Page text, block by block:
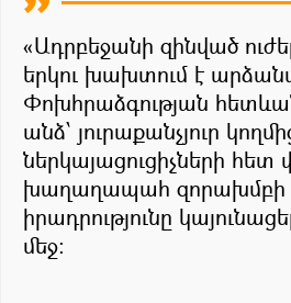
«Ադրբեջանի զինված
երկու խախտում է
Փոխհրաձգության
անձ՝ յուրաքանչյուր
ներկայացուցիչների
խաղաղապահ զորախմբի
իրադրությունը
մեջ։